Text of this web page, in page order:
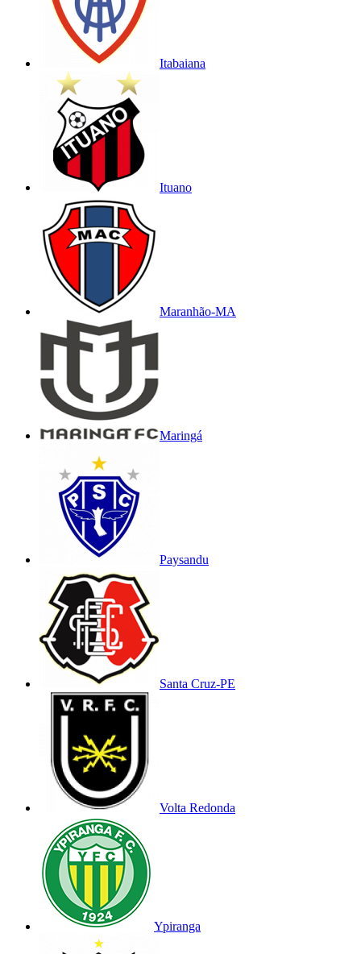
Itabaiana
Ituano
Maranhão-MA
Maringá
Paysandu
Santa Cruz-PE
Volta Redonda
Ypiranga